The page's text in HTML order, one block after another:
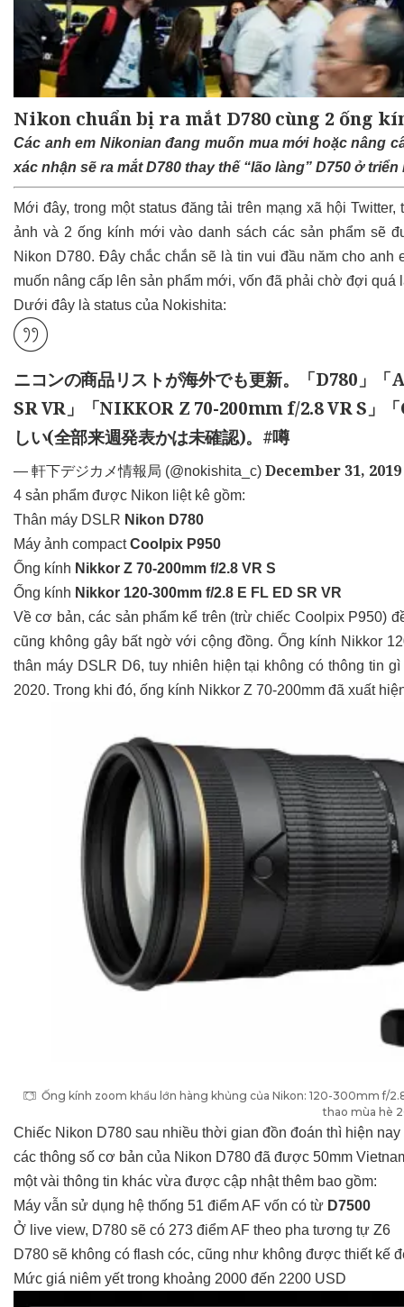
Nikon chuẩn bị ra mắt D780 cùng 2 ống
Các anh em Nikonian đang muốn mua mới hoặc nâng
xác nhận sẽ ra mắt D780 thay thế “lão làng” D750 ở triển
Mới đây, trong một status đăng tải trên mạng xã hội
ảnh và 2 ống kính mới vào danh sách các sản phẩm sẽ
Nikon D780. Đây chắc chắn sẽ là tin vui đầu năm cho
muốn nâng cấp lên sản phẩm mới, vốn đã phải chờ đợi quá
Dưới đây là status của Nokishita:
ニコンの商品リストが海外でも更新。「D780」
SR VR」「NIKKOR Z 70-200mm f/2.8 VR S」
しい(全部来週発表かは未確認)。 #噂
— 軒下デジカメ情報局 (@nokishita_c) December 31, 2019
4 sản phẩm được Nikon liệt kê gồm:
Thân máy DSLR Nikon D780
Máy ảnh compactCoolpix P950
Ống kính Nikkor Z 70-200mm f/2.8 VR S
Ống kính Nikkor 120-300mm f/2.8 E FL ED SR VR
Về cơ bản, các sản phẩm kể trên (trừ chiếc Coolpix P950)
cũng không gây bất ngờ với cộng đồng. Ống kính Nikkor
thân máy DSLR D6, tuy nhiên hiện tại không có thông tin
2020. Trong khi đó, ống kính Nikkor Z 70-200mm đã xuất
Ống kính zoom khẩu lớn hàng khủng của Nikon: 120-300mm f/
thao mùa hè
Chiếc Nikon D780 sau nhiều thời gian đồn đoán thì hiện
các thông số cơ bản của Nikon D780 đã được 50mm
một vài thông tin khác vừa được cập nhật thêm bao gồm:
Máy vẫn sử dụng hệ thống 51 điểm AF vốn có từ D7500
Ở live view, D780 sẽ có 273 điểm AF theo pha tương tự Z6
D780 sẽ không có flash cóc, cũng như không được thiết kế
Mức giá niêm yết trong khoảng 2000 đến 2200 USD